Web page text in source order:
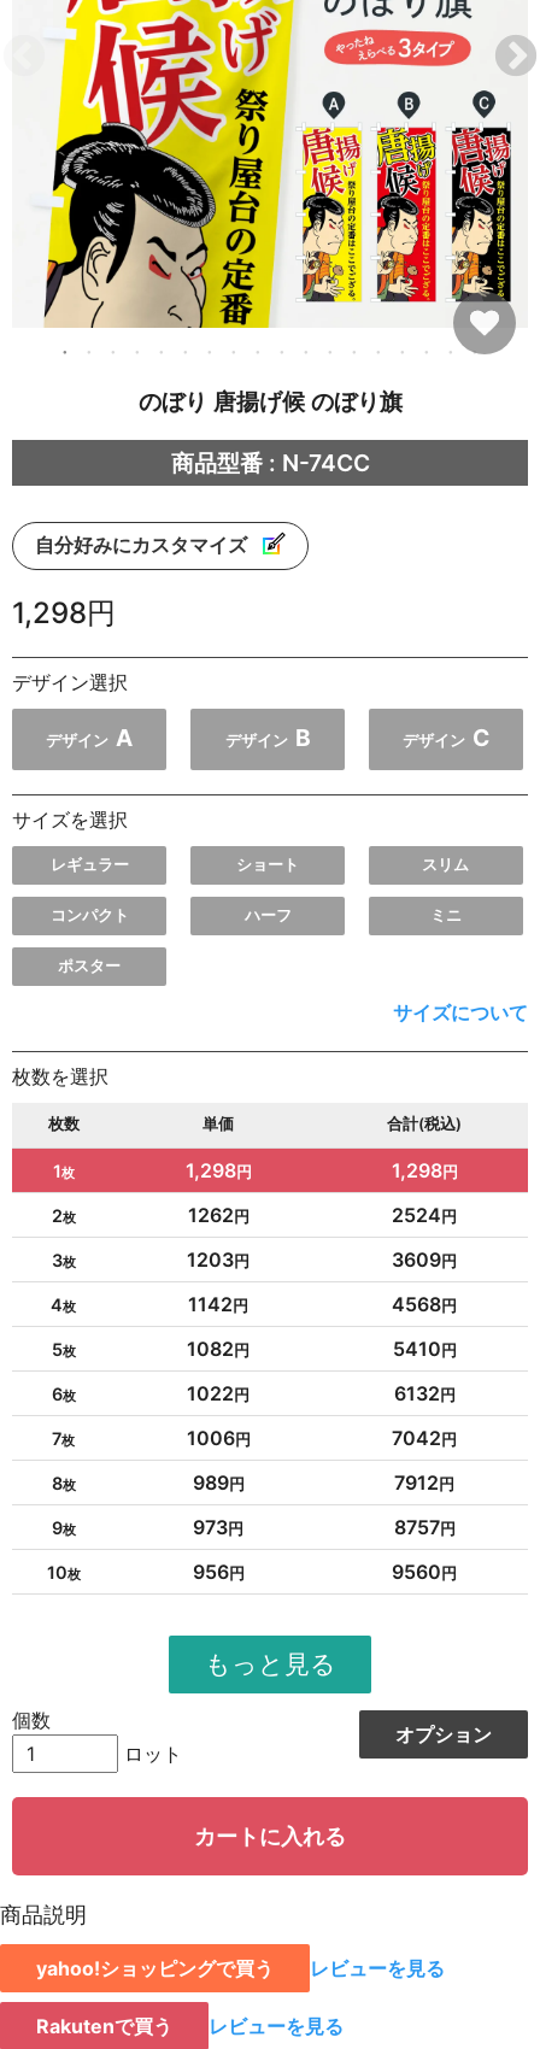
のぼり 唐揚げ候 のぼり旗
商品型番 : N-74CC
自分好みにカスタマイズ
1,298円
デザイン選択
デザイン A デザイン B デザイン C
サイズを選択
レギュラー ショート スリム
コンパクト ハーフ ミニ
ポスター
サイズについて
枚数を選択
枚数 単価 合計(税込)
1 1,298 1,298
2 1262 2524
3 1203 3609
4 1142 4568
5 1082 5410
6 1022 6132
7 1006 7042
8 989 7912
9 973 8757
10 956 9560
951
12324
13216
15 942 14130
939
18
19 928 15776
20 923
オプション
個数
ロット
カートに入れる
商品説明
yahoo!ショッピングで買う レビューを見る
Rakutenで買う レビューを見る